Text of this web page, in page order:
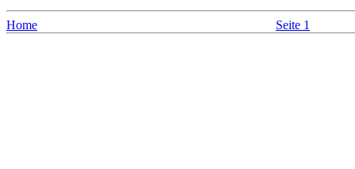
Home Seite 1